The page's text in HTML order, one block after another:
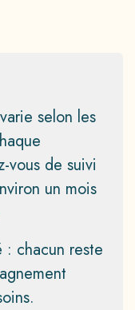
selon les
vous de suivi
un mois
: chacun reste